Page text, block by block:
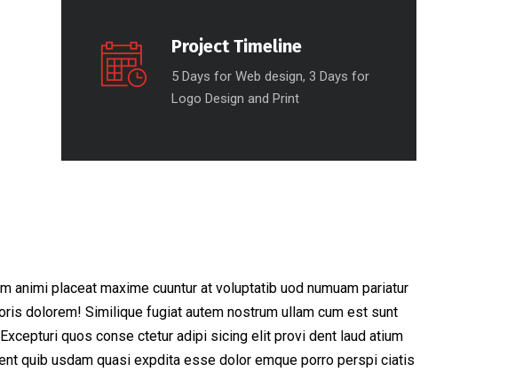
Project Timeline
5 Days for Web design, 3 Days for
Logo Design and Print
placeat maxime cuuntur at voluptatib uod numuam pariatur
dolorem! Similique fugiat autem nostrum ullam cum est sunt
quos conse ctetur adipi sicing elit provi dent laud atium
quib usdam quasi expdita esse dolor emque porro perspi ciatis